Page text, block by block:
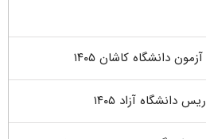
دانشگاه کاشان ۱۴۰۵
آزاد ۱۴۰۵